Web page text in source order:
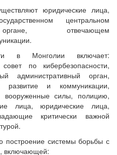
юридические лица,
центральном
отвечающем
в Монголии включает:
по кибербезопасности,
административный орган,
и коммуникации,
вооруженные силы, полицию,
лица, юридические лица,
критически важной
построение системы борьбы с
включающей: